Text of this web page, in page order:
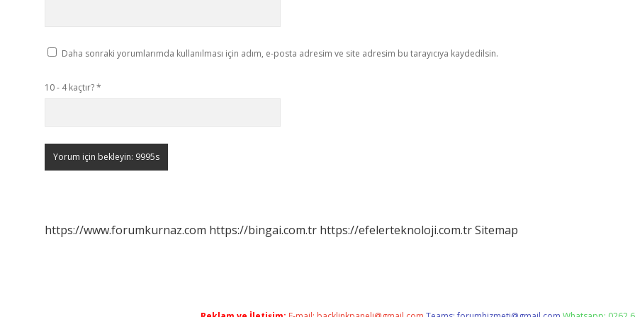
Daha sonraki yorumlarımda kullanılması için adım, e-posta adresim ve site adresim bu tarayıcıya kaydedilsin.
10 - 4 kaçtır?*
https://www.forumkurnaz.com https://bingai.com.tr https://efelerteknoloji.com.trSitemap